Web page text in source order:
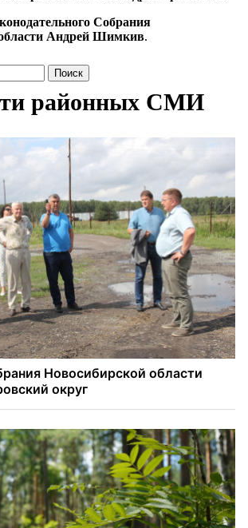
Собрания
Андрей Шимкив.